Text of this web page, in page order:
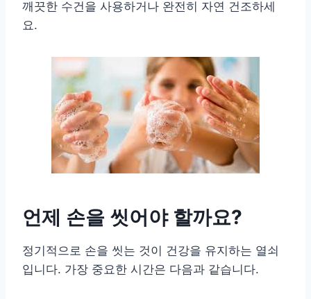
깨끗한 수건을 사용하거나 완전히 자연 건조하세
요.
언제 손을 씻어야 할까요?
정기적으로 손을 씻는 것이 건강을 유지하는 열쇠
입니다. 가장 중요한 시간은 다음과 같습니다.